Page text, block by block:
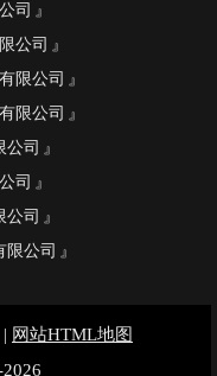
司
公司
限公司
限公司
公司
司
公司
限公司
| 网站HTML地图